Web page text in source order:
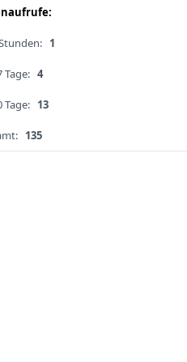
1
Tage: 4
Tage: 13
135